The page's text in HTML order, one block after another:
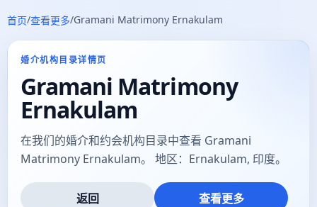
首页/查看更多/Gramani Matrimony Ernakulam
婚介机构目录详情页
Gramani Matrimony
Ernakulam
在我们的婚介和约会机构目录中查看 Gramani
Matrimony Ernakulam。 地区：Ernakulam, 印度。
返回 查看更多